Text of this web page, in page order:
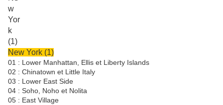
New York (1)
01 : Lower Manhattan, Ellis et Liberty Islands
02 : Chinatown et Little Italy
03 : Lower East Side
04 : Soho, Noho et Nolita
05 : East Village